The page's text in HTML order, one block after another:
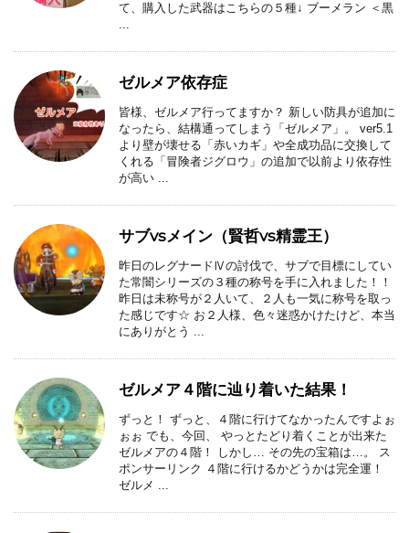
て、購入した武器はこちらの５種↓ ブーメラン ＜黒
...
ゼルメア依存症
皆様、ゼルメア行ってますか？ 新しい防具が追加に
なったら、結構通ってしまう「ゼルメア」。 ver5.1
より壁が壊せる「赤いカギ」や全成功品に交換して
くれる「冒険者ジグロウ」の追加で以前より依存性
が高い ...
サブvsメイン（賢哲vs精霊王）
昨日のレグナードⅣの討伐で、サブで目標にしてい
た常闇シリーズの３種の称号を手に入れました！！
昨日は未称号が２人いて、２人も一気に称号を取っ
た感じです☆ お２人様、色々迷惑かけたけど、本当
にありがとう ...
ゼルメア４階に辿り着いた結果！
ずっと！ ずっと、４階に行けてなかったんですよぉ
ぉぉ でも、今回、 やっとたどり着くことが出来た
ゼルメアの４階！ しかし… その先の宝箱は…。 ス
ポンサーリンク ４階に行けるかどうかは完全運！
ゼルメ ...